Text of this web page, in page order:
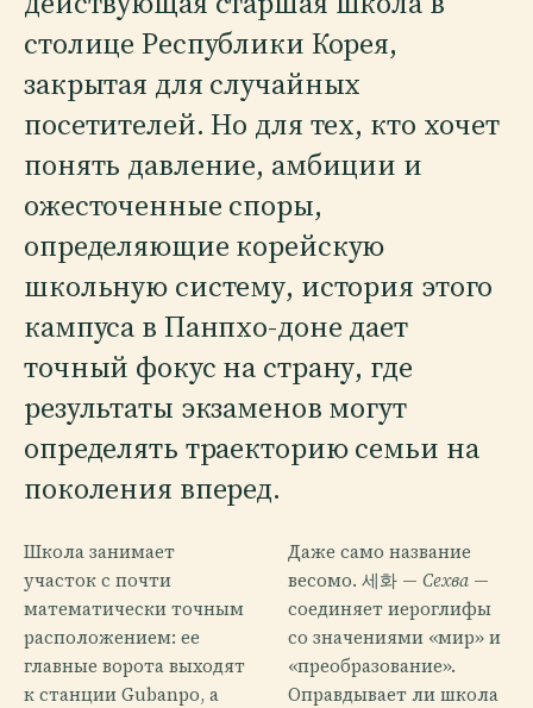
столице Республики Корея,
закрытая для случайных
посетителей. Но для тех, кто хочет
понять давление, амбиции и
ожесточенные споры,
определяющие корейскую
школьную систему, история этого
кампуса в Панпхо-доне дает
точный фокус на страну, где
результаты экзаменов могут
определять траекторию семьи на
поколения вперед.
Школа занимает
участок с почти
математически точным
расположением: ее
главные ворота выходят
к станции Gubanpo, а
Даже само название
весомо. 세화 — Сехва —
соединяет иероглифы
со значениями «мир» и
«преобразование».
Оправдывает ли школа